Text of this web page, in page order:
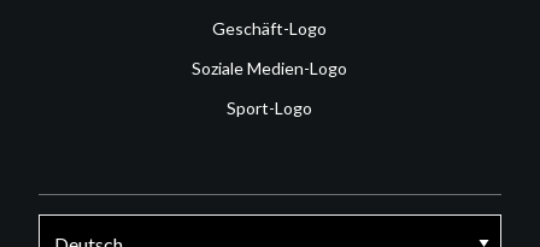
Geschäft-Logo
Soziale Medien-Logo
Sport-Logo